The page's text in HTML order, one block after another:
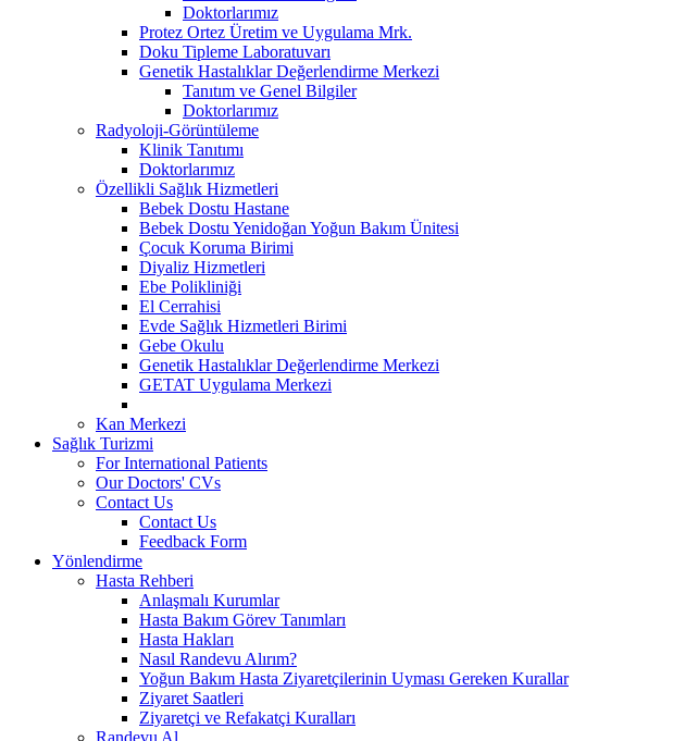
Doktorlarımız
Protez Ortez Üretim ve Uygulama Mrk.
Doku Tipleme Laboratuvarı
Genetik Hastalıklar Değerlendirme Merkezi
Tanıtım ve Genel Bilgiler
Doktorlarımız
Radyoloji-Görüntüleme
Klinik Tanıtımı
Doktorlarımız
Özellikli Sağlık Hizmetleri
Bebek Dostu Hastane
Bebek Dostu Yenidoğan Yoğun Bakım Ünitesi
Çocuk Koruma Birimi
Diyaliz Hizmetleri
Ebe Polikliniği
El Cerrahisi
Evde Sağlık Hizmetleri Birimi
Gebe Okulu
Genetik Hastalıklar Değerlendirme Merkezi
GETAT Uygulama Merkezi
Kan Merkezi
Sağlık Turizmi
For International Patients
Our Doctors' CVs
Contact Us
Contact Us
Feedback Form
Yönlendirme
Hasta Rehberi
Anlaşmalı Kurumlar
Hasta Bakım Görev Tanımları
Hasta Hakları
Nasıl Randevu Alırım?
Yoğun Bakım Hasta Ziyaretçilerinin Uyması Gereken Kurallar
Ziyaret Saatleri
Ziyaretçi ve Refakatçi Kuralları
Randevu Al